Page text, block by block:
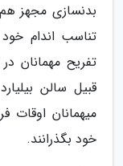
بدنسازی مجهز
تناسب اندام
تفریح مهمانان
قبیل سالن
میهمانان اوقات
خود بگذرانند.